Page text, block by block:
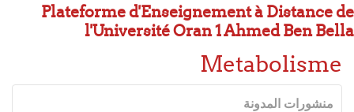
Plateforme d'Enseignement à Distance de
l'Université Oran 1 Ahmed Ben Bella
Metabolisme
منشورات المدونة